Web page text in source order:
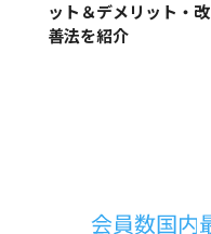
ット＆デメリット・改
善法を紹介